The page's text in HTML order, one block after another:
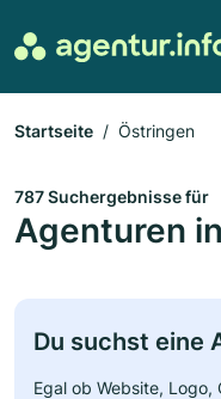
Startseite Östringen
787 Suchergebnisse für
Agenturen
Du suchst eine
Egal ob Website, Logo,